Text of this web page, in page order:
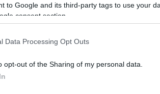
to Google and its third-party tags to use your
consent section.
Data Processing Opt Outs
opt-out of the Sharing of my personal data.
a korábbi életemet, és
megértettem, hogy
végre el mertem mondani a
meg. Ő volt az aki
Worldpackers